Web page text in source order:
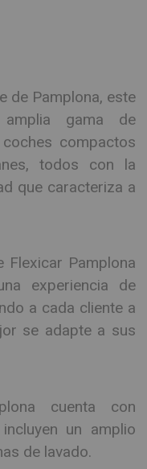
de Pamplona, este
amplia gama de
compactos
todos con la
que caracteriza a
Flexicar Pamplona
experiencia de
a cada cliente a
se adapte a sus
cuenta con
un amplio
de lavado.